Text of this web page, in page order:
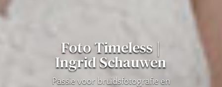
Foto Timeless |
Ingrid Schauwen
Passie voor bruidsfotografie en